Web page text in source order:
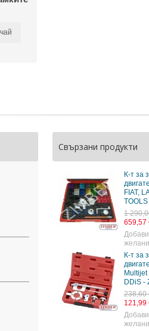
Свързани продукти
К-т за
FIAT,
TOOLS
1
659,57
К-т за
DDiS -
238,60
121,99